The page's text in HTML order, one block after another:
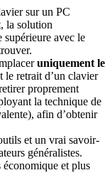
sur un PC
la solution
supérieure avec le
uniquement le
le retrait d’un clavier
proprement
la technique de
afin d’obtenir
et un vrai savoir-
généralistes.
et plus